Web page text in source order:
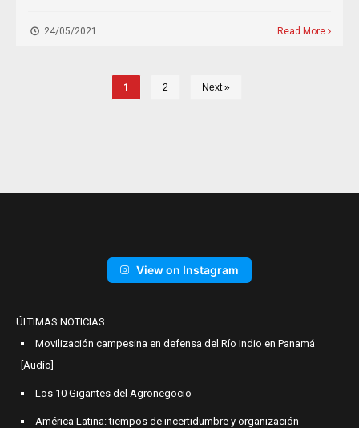
24/05/2021 Read More
1 2 Next »
View on Instagram
ÚLTIMAS NOTICIAS
Movilización campesina en defensa del Río Indio en Panamá
[Audio]
Los 10 Gigantes del Agronegocio
América Latina: tiempos de incertidumbre y organización